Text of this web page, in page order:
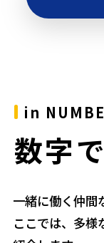
in
数字
一緒に働く仲間
ここでは、多様